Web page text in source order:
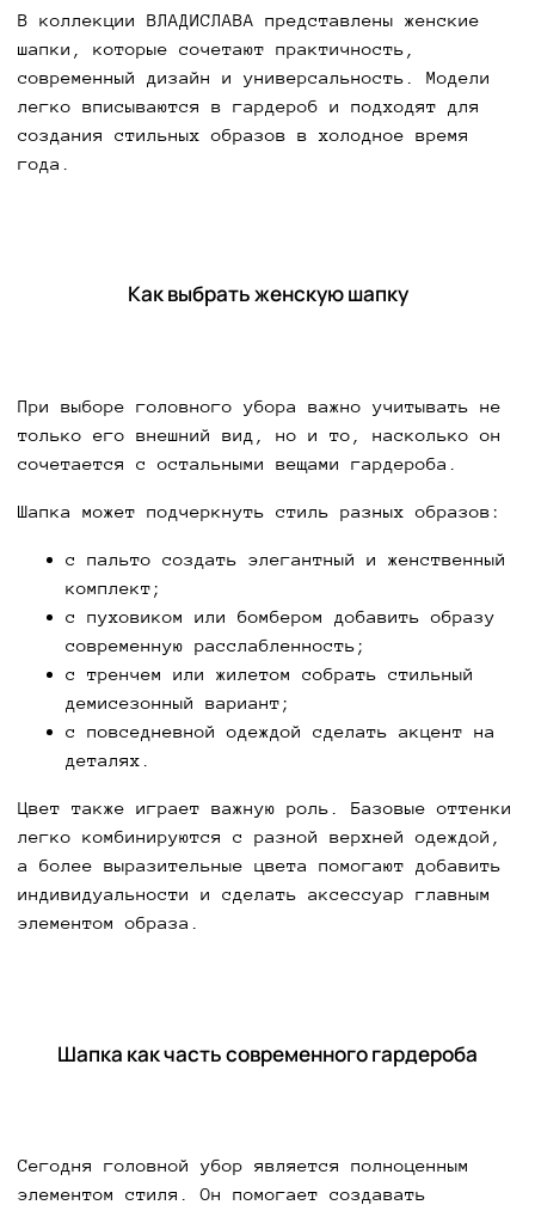
В коллекции ВЛАДИСЛАВА представлены женские
шапки, которые сочетают практичность,
современный дизайн и универсальность. Модели
легко вписываются в гардероб и подходят для
создания стильных образов в холодное время
года.
Как выбрать женскую шапку
При выборе головного убора важно учитывать не
только его внешний вид, но и то, насколько он
сочетается с остальными вещами гардероба.
Шапка может подчеркнуть стиль разных образов:
с пальто создать элегантный и женственный
комплект;
с пуховиком или бомбером добавить образу
современную расслабленность;
с тренчем или жилетом собрать стильный
демисезонный вариант;
с повседневной одеждой сделать акцент на
деталях.
Цвет также играет важную роль. Базовые оттенки
легко комбинируются с разной верхней одеждой,
а более выразительные цвета помогают добавить
индивидуальности и сделать аксессуар главным
элементом образа.
Шапка как часть современного гардероба
Сегодня головной убор является полноценным
элементом стиля. Он помогает создавать